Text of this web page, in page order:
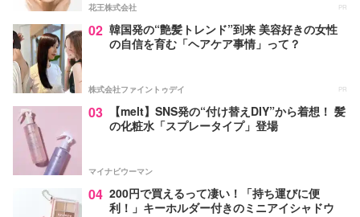
花王株式会社 PR
02 韓国発の“艶髪トレンド”到来 美容好きの女性
の自信を育む「ヘアケア事情」って？
株式会社ファイントゥデイ PR
03
【melt】SNS発の“付け替えDIY”から着想！ 髪
の化粧水「スプレータイプ」登場
マイナビウーマン
04 200円で買えるって凄い！「持ち運びに便
利！」キーホルダー付きのミニアイシャドウ